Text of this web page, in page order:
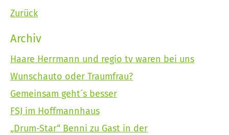
Zurück
Archiv
Haare Herrmann und regio tv waren bei uns
Wunschauto oder Traumfrau?
Gemeinsam geht´s besser
FSJ im Hoffmannhaus
„Drum-Star“ Benni zu Gast in der